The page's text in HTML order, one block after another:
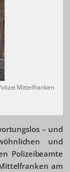
Mittelfranken
– und
und
Polizeibeamte
am